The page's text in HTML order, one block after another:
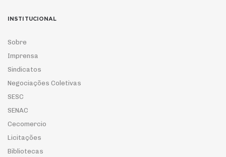
INSTITUCIONAL
Sobre
Imprensa
Sindicatos
Negociações Coletivas
SESC
SENAC
Cecomercio
Licitações
Bibliotecas